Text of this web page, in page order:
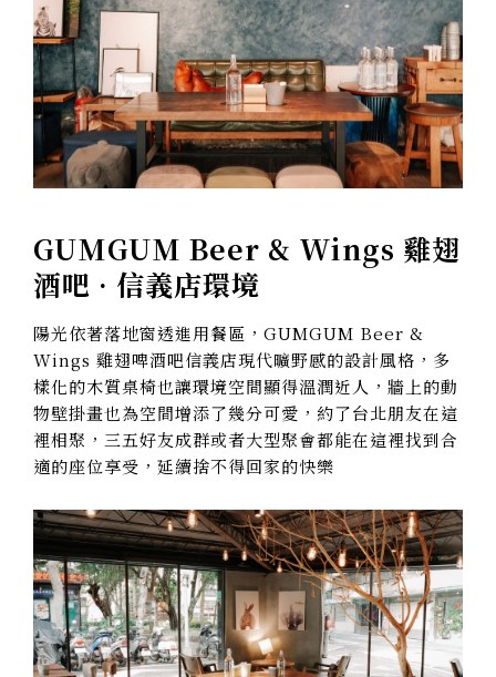
GUMGUM Beer & Wings 雞翅
酒吧 · 信義店環境
陽光依著落地窗透進用餐區，GUMGUM Beer &
Wings 雞翅啤酒吧信義店現代曠野感的設計風格，多
樣化的木質桌椅也讓環境空間顯得溫潤近人，牆上的動
物壁掛畫也為空間增添了幾分可愛，約了台北朋友在這
裡相聚，三五好友成群或者大型聚會都能在這裡找到合
適的座位享受，延續捨不得回家的快樂